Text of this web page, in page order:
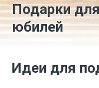
Подарки
юбилей
Идеи для